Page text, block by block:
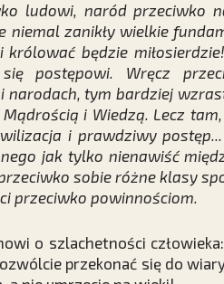
ludowi, naród przeciwko
niemal zanikły wielkie
będzie
postępowi. Wręcz
narodach, tym bardziej
i Wiedzą. Lecz
i prawdziwy
jak tylko nienawiść
sobie różne klasy
przeciwko powinnościom.
o szlachetności
przekonać się do